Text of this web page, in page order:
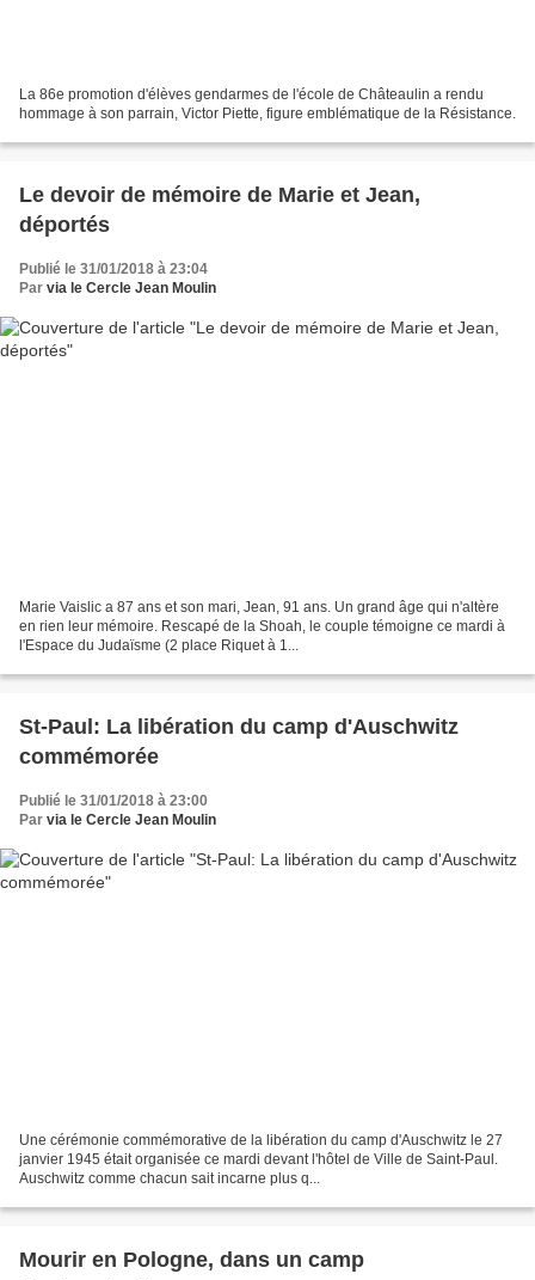
La 86e promotion d'élèves gendarmes de l'école de Châteaulin a rendu
hommage à son parrain, Victor Piette, figure emblématique de la Résistance.
Le devoir de mémoire de Marie et Jean,
déportés
Publié le 31/01/2018 à 23:04
Par via le Cercle Jean Moulin
Marie Vaislic a 87 ans et son mari, Jean, 91 ans. Un grand âge qui n'altère
en rien leur mémoire. Rescapé de la Shoah, le couple témoigne ce mardi à
l'Espace du Judaïsme (2 place Riquet à 1...
St-Paul: La libération du camp d'Auschwitz
commémorée
Publié le 31/01/2018 à 23:00
Par via le Cercle Jean Moulin
Une cérémonie commémorative de la libération du camp d'Auschwitz le 27
janvier 1945 était organisée ce mardi devant l'hôtel de Ville de Saint-Paul.
Auschwitz comme chacun sait incarne plus q...
Mourir en Pologne, dans un camp